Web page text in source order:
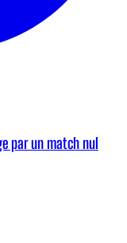
par un match nul